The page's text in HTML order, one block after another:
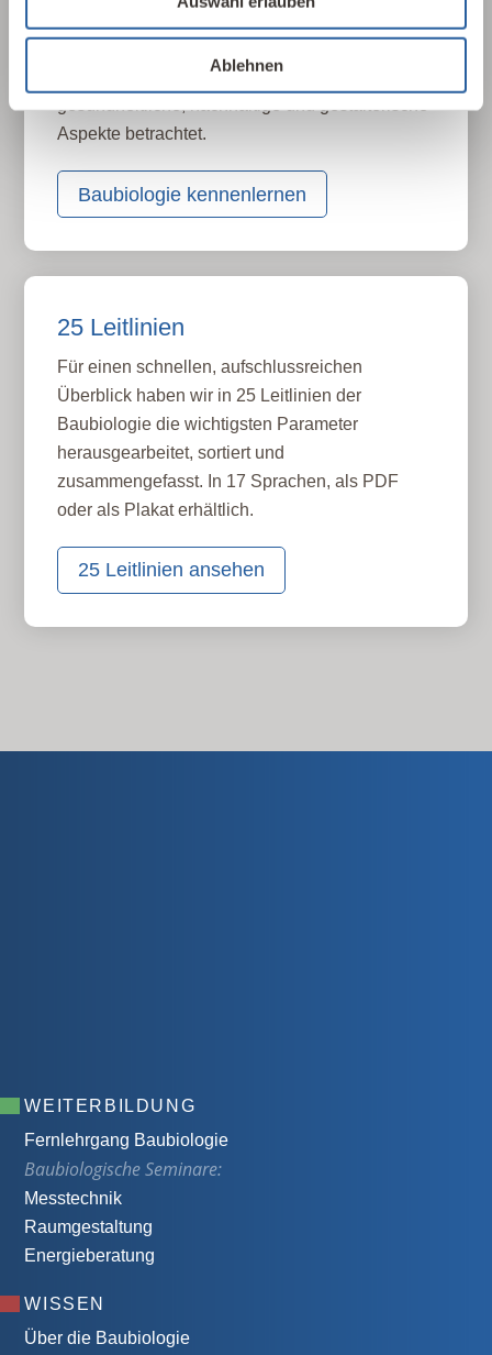
Ablehnen
aus? Dabei werden ganzheitlich
Aspekte betrachtet.
Baubiologie kennenlernen
25 Leitlinien
Für einen schnellen, aufschlussreichen
Überblick haben wir in 25 Leitlinien der
Baubiologie die wichtigsten Parameter
herausgearbeitet, sortiert und
zusammengefasst. In 17 Sprachen, als PDF
oder als Plakat erhältlich.
25 Leitlinien ansehen
WEITERBILDUNG
Fernlehrgang Baubiologie
Baubiologische Seminare:
Messtechnik
Raumgestaltung
Energieberatung
WISSEN
Über die Baubiologie